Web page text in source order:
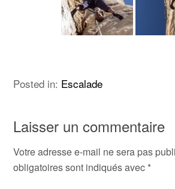
Posted in: Escalade
Laisser un commentaire
Votre adresse e-mail ne sera pas
obligatoires sont indiqués avec *